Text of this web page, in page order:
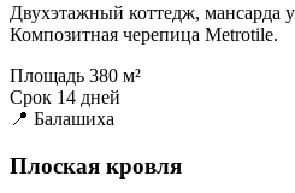
Двухэтажный коттедж, мансарда
Композитная черепица Metrotile.
Площадь 380 м²
Срок 14 дней
📍 Балашиха
Плоская кровля